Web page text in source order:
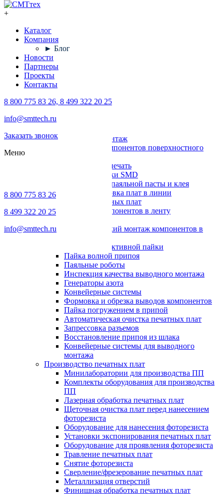
+
Каталог
Компания
► Блог
Новости
Партнеры
Проекты
Контакты
8 800 775 83 26, 8 499 322 20 25
info@smttech.ru
Заказать звонок
Меню
8 800 775 83 26
8 499 322 20 25
info@smttech.ru
Поверхностный монтаж
Установка компонентов поверхностного
Трафаретная печать
Печи для пайки SMD
Дозирование паяльной пасты и клея
Транспортировка плат в линии
Ремонт печатных плат
Упаковка компонентов в ленту
Автоматический монтаж компонентов в
Системы селективной пайки
Пайка волной припоя
Паяльные роботы
Инспекция качества выводного монтажа
Генераторы азота
Конвейерные системы
Формовка и обрезка выводов компонентов
Пайка погружением в припой
Автоматическая очистка печатных плат
Запрессовка разъемов
Восстановление припоя из шлака
Конвейерные системы для выводного
монтажа
Производство печатных плат
Минилаборатории для производства ПП
Комплекты оборудования для производства
ПП
Лазерная обработка печатных плат
Щеточная очистка плат перед нанесением
фоторезиста
Оборудование для нанесения фоторезиста
Установки экспонирования печатных плат
Оборудование для проявления фоторезиста
Травление печатных плат
Снятие фоторезиста
Сверление/фрезерование печатных плат
Металлизация отверстий
Финишная обработка печатных плат